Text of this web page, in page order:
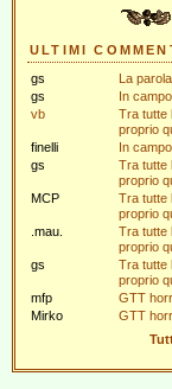
ULTIMI
gs
La
gs
In
vb
Tra tutte
proprio
finelli
In
gs
Tra tutte
proprio
MCP
Tra tutte
proprio
.mau.
Tra tutte
proprio
gs
Tra tutte
proprio
mfp
GTT
Mirko
GTT